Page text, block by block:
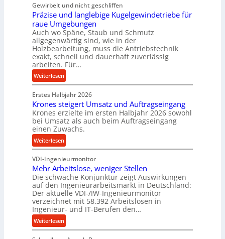
b
e
i
m
D
r
ü
c
k
p
r
o
z
e
s
u
g
e
l
g
e
w
i
n
e
t
r
i
b
u
n
d
H
y
d
r
a
Gewirbelt und nicht geschliffen
Präzise und langlebige Kugelgewindetriebe für
raue Umgebungen
Auch wo Späne, Staub und Schmutz
allgegenwärtig sind, wie in der
Holzbearbeitung, muss die Antriebstechnik
exakt, schnell und dauerhaft zuverlässig
arbeiten. Für…
Weiterlesen:
P
r
ä
z
i
s
e
u
n
d
l
a
n
g
e
b
Erstes Halbjahr 2026
Krones steigert Umsatz und Auftragseingang
Krones erzielte im ersten Halbjahr 2026 sowohl
bei Umsatz als auch beim Auftragseingang
einen Zuwachs.
Weiterlesen:
K
r
o
n
e
s
s
t
e
VDI-Ingenieurmonitor
Mehr Arbeitslose, weniger Stellen
Die schwache Konjunktur zeigt Auswirkungen
auf den Ingenieurarbeitsmarkt in Deutschland:
Der aktuelle VDI-/IW-Ingenieurmonitor
verzeichnet mit 58.392 Arbeitslosen in
Ingenieur- und IT-Berufen den…
Weiterlesen:
M